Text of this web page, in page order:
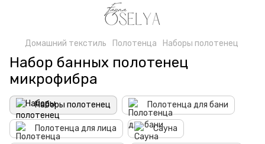
Домашний текстиль Полотенца Наборы полотенец
Набор банных полотенец
микрофибра
Наборы полотенец Полотенца для бани
Полотенца для лица Сауна